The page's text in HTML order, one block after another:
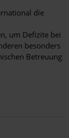
die
um Defizite bei
besonders
Betreuung